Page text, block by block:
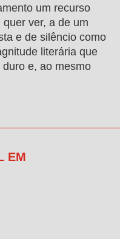
um recurso
ver, a de um
e de silêncio como
literária que
e, ao mesmo
EM